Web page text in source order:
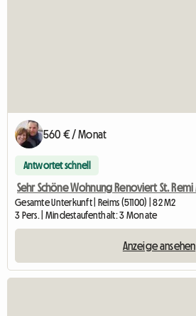
560 € / Monat
Antwortet schnell
Gesamte Unterkunft | Reims (51100) | 82 M2
3 Pers. | Mindestaufenthalt: 3 Monate
Anzeige ansehen